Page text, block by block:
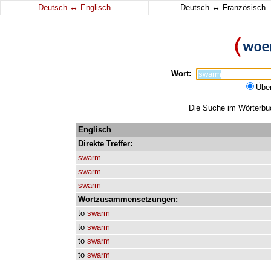
Deutsch ↔ Englisch Deutsch ↔ Französisch
Wort:
Die Suche im
Englisch
Direkte Treffer:
swarm
swarm
swarm
Wortzusammensetzungen:
to swarm
to swarm
to swarm
to swarm